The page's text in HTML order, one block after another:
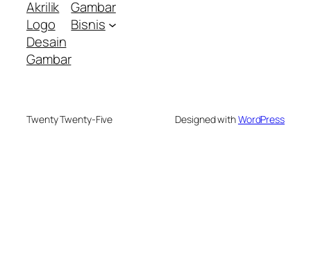
Akrilik
Logo
Desain
Gambar
Gambar
Bisnis
Twenty Twenty-Five Designed withWordPress